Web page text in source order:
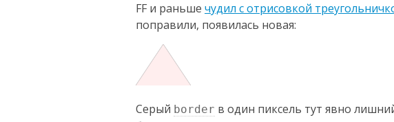
FF и раньше чудил с отрисовкой
поправили, появилась новая:
Серый border в один пиксель тут явно